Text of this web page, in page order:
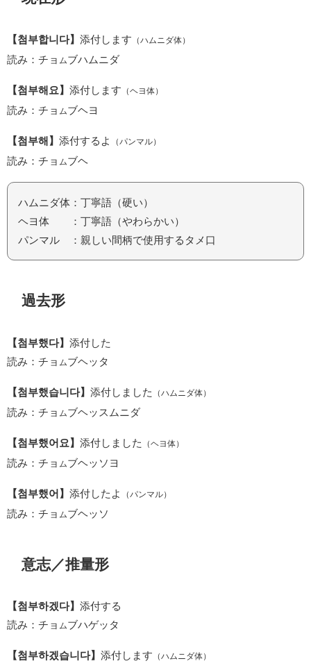
【첨부합니다】 添付します （ハムニダ体）
読み：チョ ムブハムニダ
【첨부해요】 添付します （ヘヨ体）
読み：チョ ムブヘヨ
【첨부해】 添付するよ （パンマル）
読み：チョ ムブヘ
ハムニダ体：丁寧語（硬い）
ヘヨ体 ：丁寧語（やわらかい）
パンマル ：親しい間柄で使用するタメ口
過去形
【첨부했다】 添付した
読み：チョ ムブヘッタ
【첨부했습니다】 添付しました （ハムニダ体）
読み：チョ ムブヘッスムニダ
【첨부했어요】 添付しました （ヘヨ体）
読み：チョ ムブヘッソヨ
【첨부했어】 添付したよ （パンマル）
読み：チョ ムブヘッソ
意志／推量形
【첨부하겠다】 添付する
読み：チョ ムブハゲッタ
【첨부하겠습니다】 添付します （ハムニダ体）